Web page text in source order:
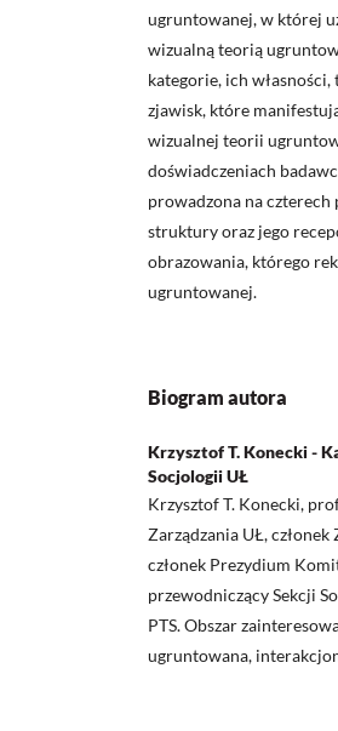
ugruntowanej, w której
wizualną teorią
kategorie, ich
zjawisk, które
wizualnej teorii
doświadczeniach
prowadzona na
struktury oraz jego
obrazowania, którego
ugruntowanej.
Biogram autora
Krzysztof T. Konecki -
Socjologii UŁ
Krzysztof T. Konecki,
Zarządzania UŁ,
członek Prezydium
przewodniczący Sekcji
PTS. Obszar
ugruntowana,